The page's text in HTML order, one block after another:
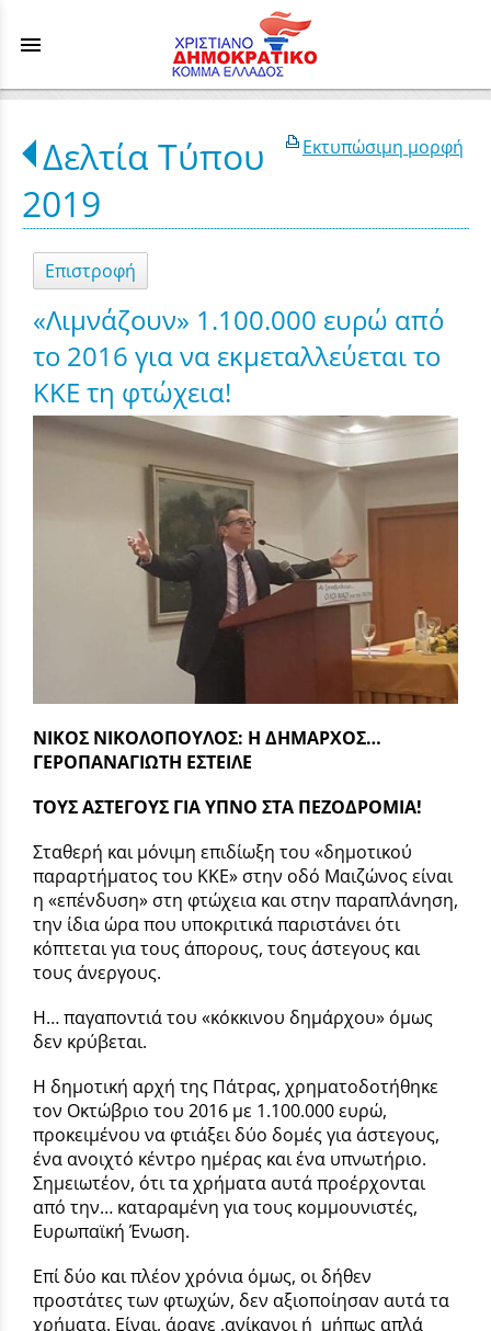
menu
Εκτυπώσιμη μορφή
Δελτία Τύπου
2019
Επιστροφή
«Λιμνάζουν» 1.100.000 ευρώ από
το 2016 για να εκμεταλλεύεται το
ΚΚΕ τη φτώχεια!
ΝΙΚΟΣ ΝΙΚΟΛΟΠΟΥΛΟΣ: Η ΔΗΜΑΡΧΟΣ…
ΓΕΡΟΠΑΝΑΓΙΩΤΗ ΕΣΤΕΙΛΕ
ΤΟΥΣ ΑΣΤΕΓΟΥΣ ΓΙΑ ΥΠΝΟ ΣΤΑ ΠΕΖΟΔΡΟΜΙΑ!
Σταθερή και μόνιμη επιδίωξη του «δημοτικού
παραρτήματος του ΚΚΕ» στην οδό Μαιζώνος είναι
η «επένδυση» στη φτώχεια και στην παραπλάνηση,
την ίδια ώρα που υποκριτικά παριστάνει ότι
κόπτεται για τους άπορους, τους άστεγους και
τους άνεργους.
Η… παγαποντιά του «κόκκινου δημάρχου» όμως
δεν κρύβεται.
Η δημοτική αρχή της Πάτρας, χρηματοδοτήθηκε
τον Οκτώβριο του 2016 με 1.100.000 ευρώ,
προκειμένου να φτιάξει δύο δομές για άστεγους,
ένα ανοιχτό κέντρο ημέρας και ένα υπνωτήριο.
Σημειωτέον, ότι τα χρήματα αυτά προέρχονται
από την… καταραμένη για τους κομμουνιστές,
Ευρωπαϊκή Ένωση.
Επί δύο και πλέον χρόνια όμως, οι δήθεν
προστάτες των φτωχών, δεν αξιοποίησαν αυτά τα
χρήματα. Είναι, άραγε ,ανίκανοι ή μήπως απλά